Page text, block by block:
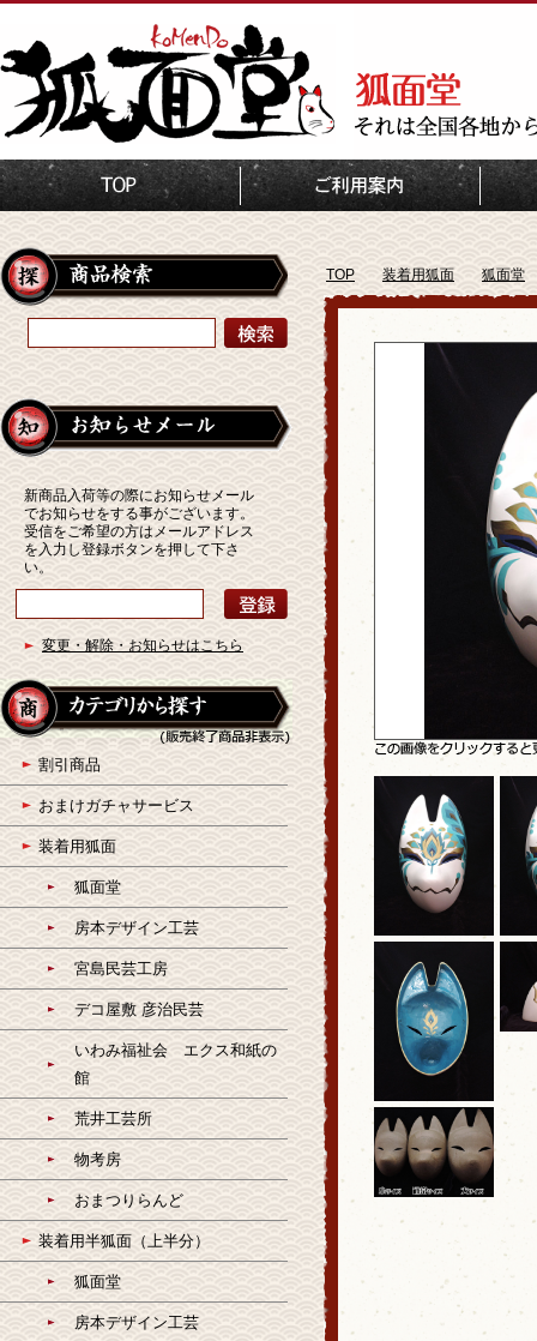
TOP 装着用狐面 狐面堂
新商品入荷等の際にお知らせメール
でお知らせをする事がございます。
受信をご希望の方はメールアドレス
を入力し登録ボタンを押して下さ
い。
変更・解除・お知らせはこちら
割引商品
おまけガチャサービス
装着用狐面
狐面堂
房本デザイン工芸
宮島民芸工房
デコ屋敷 彦治民芸
いわみ福祉会 エクス和紙の
館
荒井工芸所
物考房
おまつりらんど
装着用半狐面（上半分）
狐面堂
房本デザイン工芸